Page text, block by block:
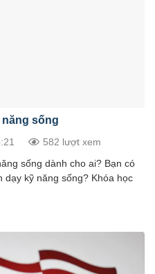
sống
582 lượt xem
sống dành cho ai? Bạn có
dạy kỹ năng sống? Khóa học